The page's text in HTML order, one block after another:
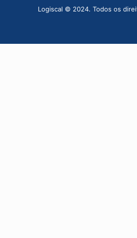
Logiscal © 2024. Todos os